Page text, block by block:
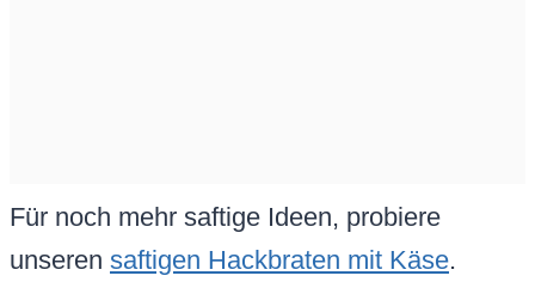
Für noch mehr saftige Ideen, probiere
unseren saftigen Hackbraten mit Käse.